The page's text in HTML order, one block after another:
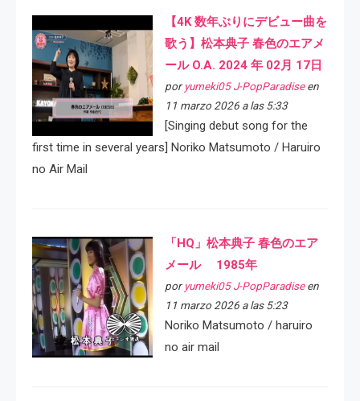
【4K 数年ぶりにデビュー曲を
歌う】松本典子 春色のエアメ
ール O.A. 2024 年 02月 17日
por yumeki05 J-PopParadiseen
11 marzo 2026 a las 5:33
[Singing debut song for the
first time in several years] Noriko Matsumoto / Haruiro
no Air Mail
「HQ」松本典子 春色のエア
メール 1985年
por yumeki05 J-PopParadiseen
11 marzo 2026 a las 5:23
Noriko Matsumoto / haruiro
no air mail